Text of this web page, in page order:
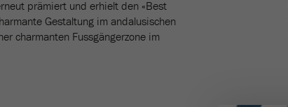
prämiert und erhielt den «Best
Gestaltung im andalusischen
charmanten Fussgängerzone im